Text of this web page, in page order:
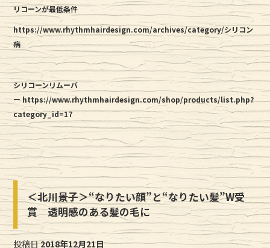
リコーンが最低条件
https://www.rhythmhairdesign.com/archives/category/シリコン
病
シリコーンリムーバ
ー https://www.rhythmhairdesign.com/shop/products/list.php?
category_id=17
＜北川景子＞“なりたい顔”と“なりたい髪”W受
賞 透明感のある髪の毛に
投稿日2018年12月21日